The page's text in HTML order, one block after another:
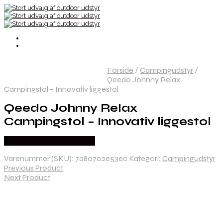
Forside / Campingudstyr /
Qeedo Johnny Relax
Campingstol – Innovativ liggestol
Qeedo Johnny Relax
Campingstol – Innovativ liggestol
Varenummer (SKU): 7a80702e53ec Kategori: Campingudstyr
Previous Product
Next Product